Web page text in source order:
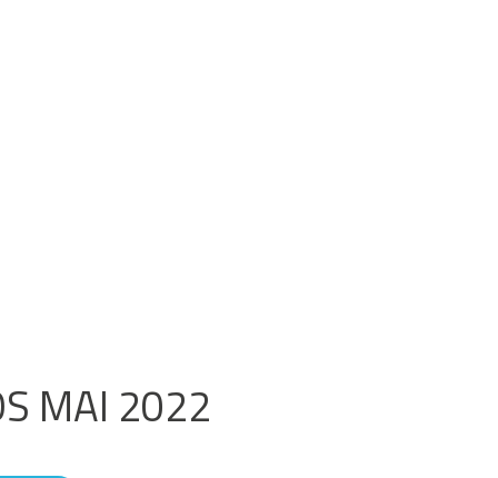
MAI 2022